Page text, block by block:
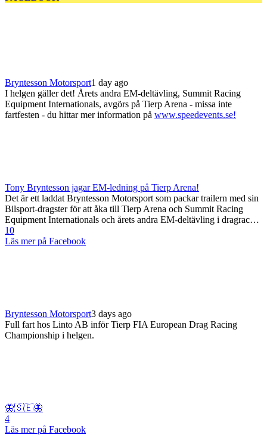
Bryntesson Motorsport1 day ago
I helgen gäller det! Årets andra EM-deltävling, Summit Racing
Equipment Internationals, avgörs på Tierp Arena - missa inte
fartfesten - du hittar mer information på www.speedevents.se!
Tony Bryntesson jagar EM-ledning på Tierp Arena!
Det är ett laddat Bryntesson Motorsport som packar trailern med sin
Bilsport-dragster för att åka till Tierp Arena och Summit Racing
Equipment Internationals och årets andra EM-deltävling i dragrac…
10
Läs mer på Facebook
Bryntesson Motorsport3 days ago
Full fart hos Linto AB inför Tierp FIA European Drag Racing
Championship i helgen.
🦋🇸🇪🦋
4
Läs mer på Facebook